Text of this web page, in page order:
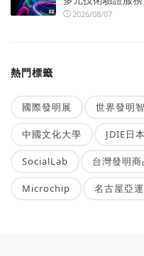
2026/08/07
熱門標籤
國際發明展 世界發明
中國文化大學 JDIE日
SocialLab 台灣發明
Microchip 名古屋亞運